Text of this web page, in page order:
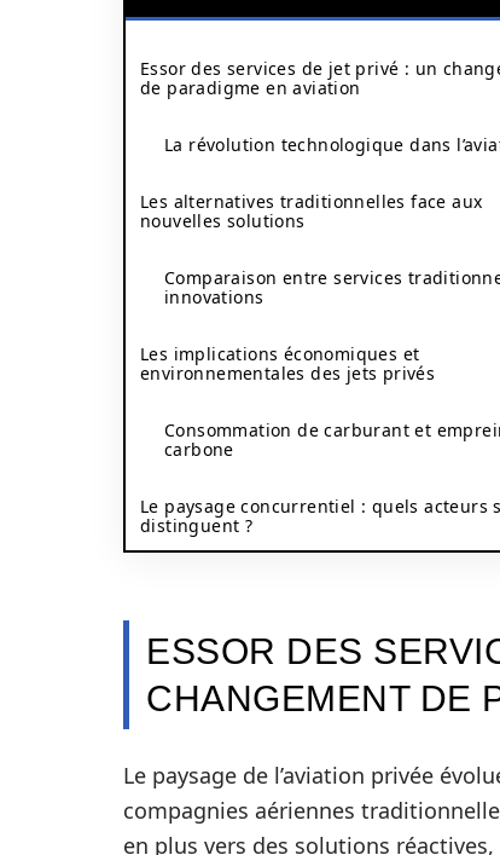
Essor des services de jet privé : un
de paradigme en aviation
La révolution technologique dans
Les alternatives traditionnelles face aux
nouvelles solutions
Comparaison entre services
innovations
Les implications économiques et
environnementales des jets privés
Consommation de carburant et
carbone
Le paysage concurrentiel : quels acteurs
distinguent ?
ESSOR DES
CHANGEMENT DE
Le paysage de l’aviation privée
compagnies aériennes
en plus vers des solutions